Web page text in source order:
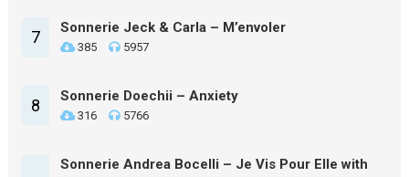
7 Sonnerie Jeck & Carla – M’envoler
385 5957
8 Sonnerie Doechii – Anxiety
316 5766
Sonnerie Andrea Bocelli – Je Vis Pour Elle with